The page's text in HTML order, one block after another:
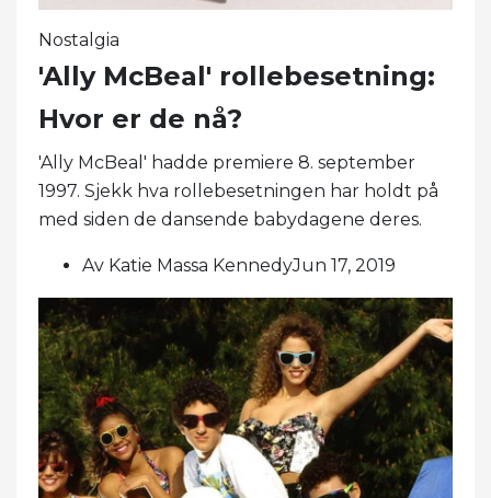
Nostalgia
'Ally McBeal' rollebesetning:
Hvor er de nå?
'Ally McBeal' hadde premiere 8. september
1997. Sjekk hva rollebesetningen har holdt på
med siden de dansende babydagene deres.
Av Katie Massa KennedyJun 17, 2019